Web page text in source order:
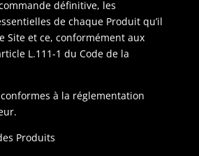
définitive, les
de chaque Produit qu’il
Site et ce, conformément aux
L.111-1 du Code de la
à la réglementation
Produits